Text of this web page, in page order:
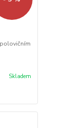
Skladem